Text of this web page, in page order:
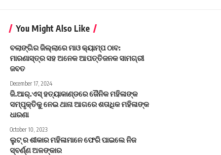
You Might Also Like
ବଲାଙ୍ଗିର ଜିଲ୍ଲାରେ ମାଓ କ୍ୟାମ୍ପ ଠାବ:
ମାରଣାସ୍ତ୍ର ସହ ଅନେକ ଆପତ୍ତିଜନକ ସାମଗ୍ରୀ
ଜବତ
December 17, 2024
ଜି.ଆର୍.ଏସ୍ ହତ୍ୟାକାଣ୍ଡରେ ଜୈନିକ ମହିଳାଙ୍କ
ସମ୍ପୃକ୍ତିକୁ ନେଇ ଥାନା ଆଗରେ ଶତାଧିକ ମହିଳାଙ୍କ
ଧାରଣା
October 10, 2023
ଲୁଟ୍ ର ଶୀକାର ମହିଳାମାନେ ଫେରି ପାଇଲେ ନିଜ
ସ୍ବର୍ଣ୍ଣ ଅଳଙ୍କାର